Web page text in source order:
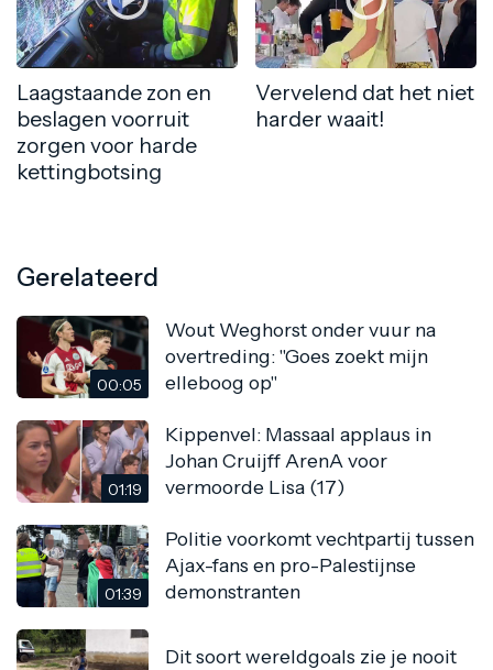
Laagstaande zon en
beslagen voorruit
zorgen voor harde
kettingbotsing
Vervelend dat het niet
harder waait!
Gerelateerd
00:05
Wout Weghorst onder vuur na
overtreding: "Goes zoekt mijn
elleboog op"
01:19
Kippenvel: Massaal applaus in
Johan Cruijff ArenA voor
vermoorde Lisa (17)
01:39
Politie voorkomt vechtpartij tussen
Ajax-fans en pro-Palestijnse
demonstranten
Dit soort wereldgoals zie je nooit